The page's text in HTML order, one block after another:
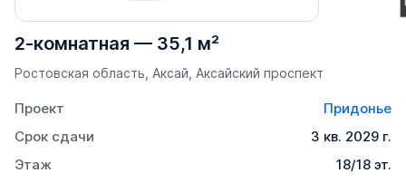
2-комнатная — 35,1 м²
Ростовская область, Аксай, Аксайский проспект
Проект
Придонье
Срок сдачи
3 кв. 2029 г.
Этаж
18/18 эт.